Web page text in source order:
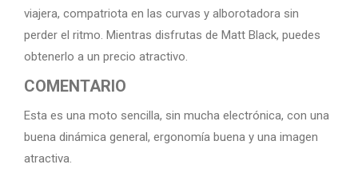
viajera, compatriota en las curvas y alborotadora sin
perder el ritmo. Mientras disfrutas de Matt Black, puedes
obtenerlo a un precio atractivo.
COMENTARIO
Esta es una moto sencilla, sin mucha electrónica, con una
buena dinámica general, ergonomía buena y una imagen
atractiva.